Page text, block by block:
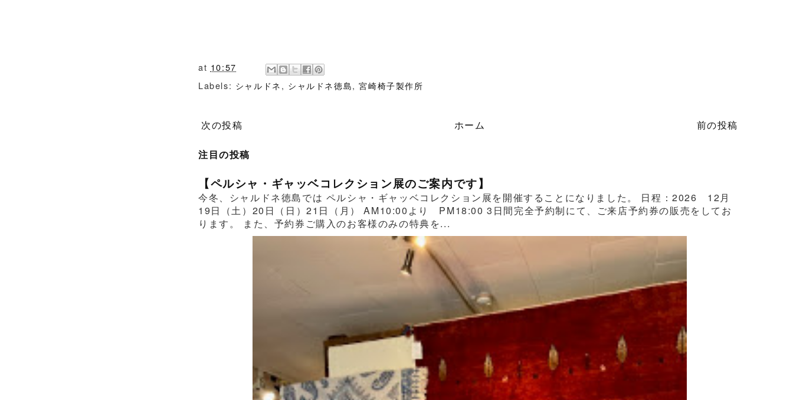
at 10:57
Labels: シャルドネ, シャルドネ徳島,宮崎椅子製作所
次の投稿 前の投稿
ホーム
注目の投稿
【ペルシャ・ギャッベコレクション展のご案内です】
今冬、シャルドネ徳島では ペルシャ・ギャッベコレクション展を開催することになりました。 日程：2026 12月
19日（土）20日（日）21日（月） AM10:00より PM18:00 3日間完全予約制にて、ご来店予約券の販売をしてお
ります。 また、予約券ご購入のお客様のみの特典を...